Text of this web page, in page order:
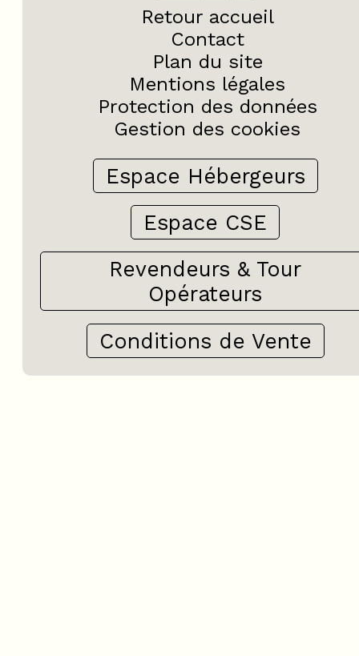
Retour accueil
Contact
Plan du site
Mentions légales
Protection des données
Gestion des cookies
Espace Hébergeurs
Espace CSE
Revendeurs & Tour
Opérateurs
Conditions de Vente